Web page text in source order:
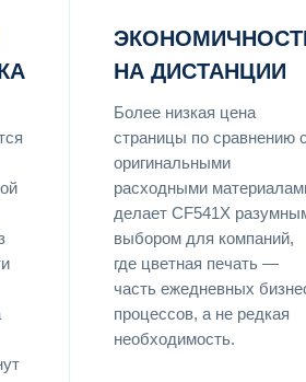
НА ДИСТАНЦИИ
Более низкая цена
страницы по сравнению
оригинальными
расходными
делает CF541X
выбором для компаний,
где цветная печать —
часть ежедневных
процессов, а не редкая
необходимость.